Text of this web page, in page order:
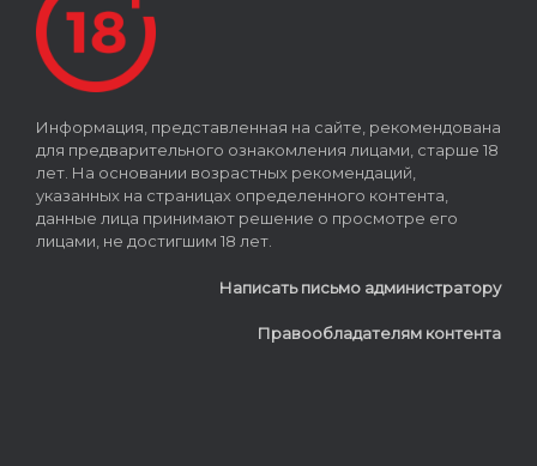
Информация, представленная на сайте, рекомендована
для предварительного ознакомления лицами, старше 18
лет. На основании возрастных рекомендаций,
указанных на страницах определенного контента,
данные лица принимают решение о просмотре его
лицами, не достигшим 18 лет.
Написать письмо администратору
Правообладателям контента